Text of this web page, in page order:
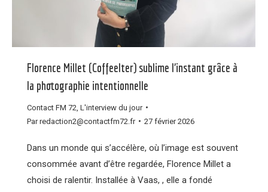
Florence Millet (Coffeelter) sublime l’instant grâce à
la photographie intentionnelle
Contact FM 72 L'interview du jour
Parredaction2@contactfm72.fr 27 février 2026
Dans un monde qui s’accélère, où l’image est souvent
consommée avant d’être regardée, Florence Millet a
choisi de ralentir. Installée à Vaas, , elle a fondé